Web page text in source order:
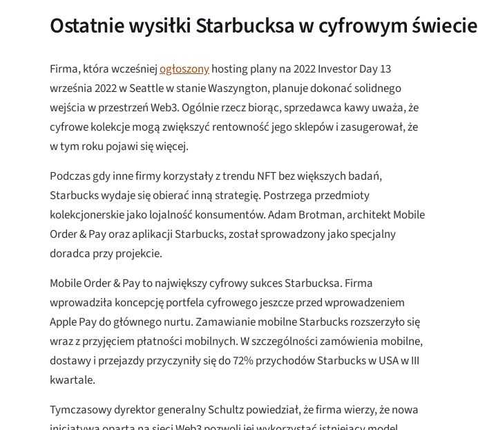
Ostatnie wysiłki Starbucksa w cyfrowym świecie
Firma, która wcześniejogłoszonyhosting plany na 2022 Investor Day 13
września 2022 w Seattle w stanie Waszyngton, planuje dokonać solidnego
wejścia w przestrzeń Web3. Ogólnie rzecz biorąc, sprzedawca kawy uważa, że
cyfrowe kolekcje mogą zwiększyć rentowność jego sklepów i zasugerował, że
w tym roku pojawi się więcej.
Podczas gdy inne firmy korzystały z trendu NFT bez większych badań,
Starbucks wydaje się obierać inną strategię. Postrzega przedmioty
kolekcjonerskie jako lojalność konsumentów. Adam Brotman, architekt Mobile
Order & Pay oraz aplikacji Starbucks, został sprowadzony jako specjalny
doradca przy projekcie.
Mobile Order & Pay to największy cyfrowy sukces Starbucksa. Firma
wprowadziła koncepcję portfela cyfrowego jeszcze przed wprowadzeniem
Apple Pay do głównego nurtu. Zamawianie mobilne Starbucks rozszerzyło się
wraz z przyjęciem płatności mobilnych. W szczególności zamówienia mobilne,
dostawy i przejazdy przyczyniły się do 72% przychodów Starbucks w USA w III
kwartale.
Tymczasowy dyrektor generalny Schultz powiedział, że firma wierzy, że nowa